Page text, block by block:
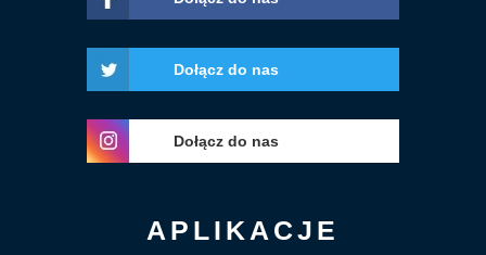
Dołącz do nas
Dołącz do nas
APLIKACJE